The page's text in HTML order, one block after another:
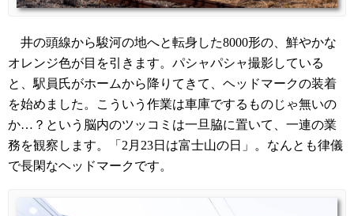
井の頭線から駿河の地へと転身した8000形の、鮮やかな
オレンジ色が目を引きます。パシャパシャ撮影している
と、駅員氏がホームから降りてきて、ヘッドマークの装着
を始めました。こういう作業は車庫でするものじゃ無いの
か…？という脳内のツッコミは一旦脇に置いて、一連の業
務を観察します。「2月23日は富士山の日」。なんとも律儀
で長閑なヘッドマークです。